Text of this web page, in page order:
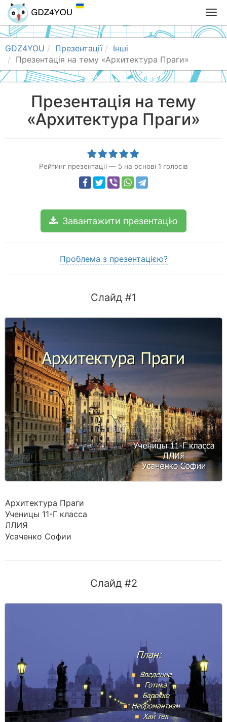
T
o
g
e
n
GDZ4YOU Презентації
Інші
Презентація на тему «Архитектура Праги»
Презентація на тему
«Архитектура Праги»
Рейтинг презентації — 5 на основі 1 голосів
Завантажити презентацію
Проблема з презентацією?
Слайд #1
Архитектура Праги
Ученицы 11-Г класса
ЛЛИЯ
Усаченко Софии
Слайд #2